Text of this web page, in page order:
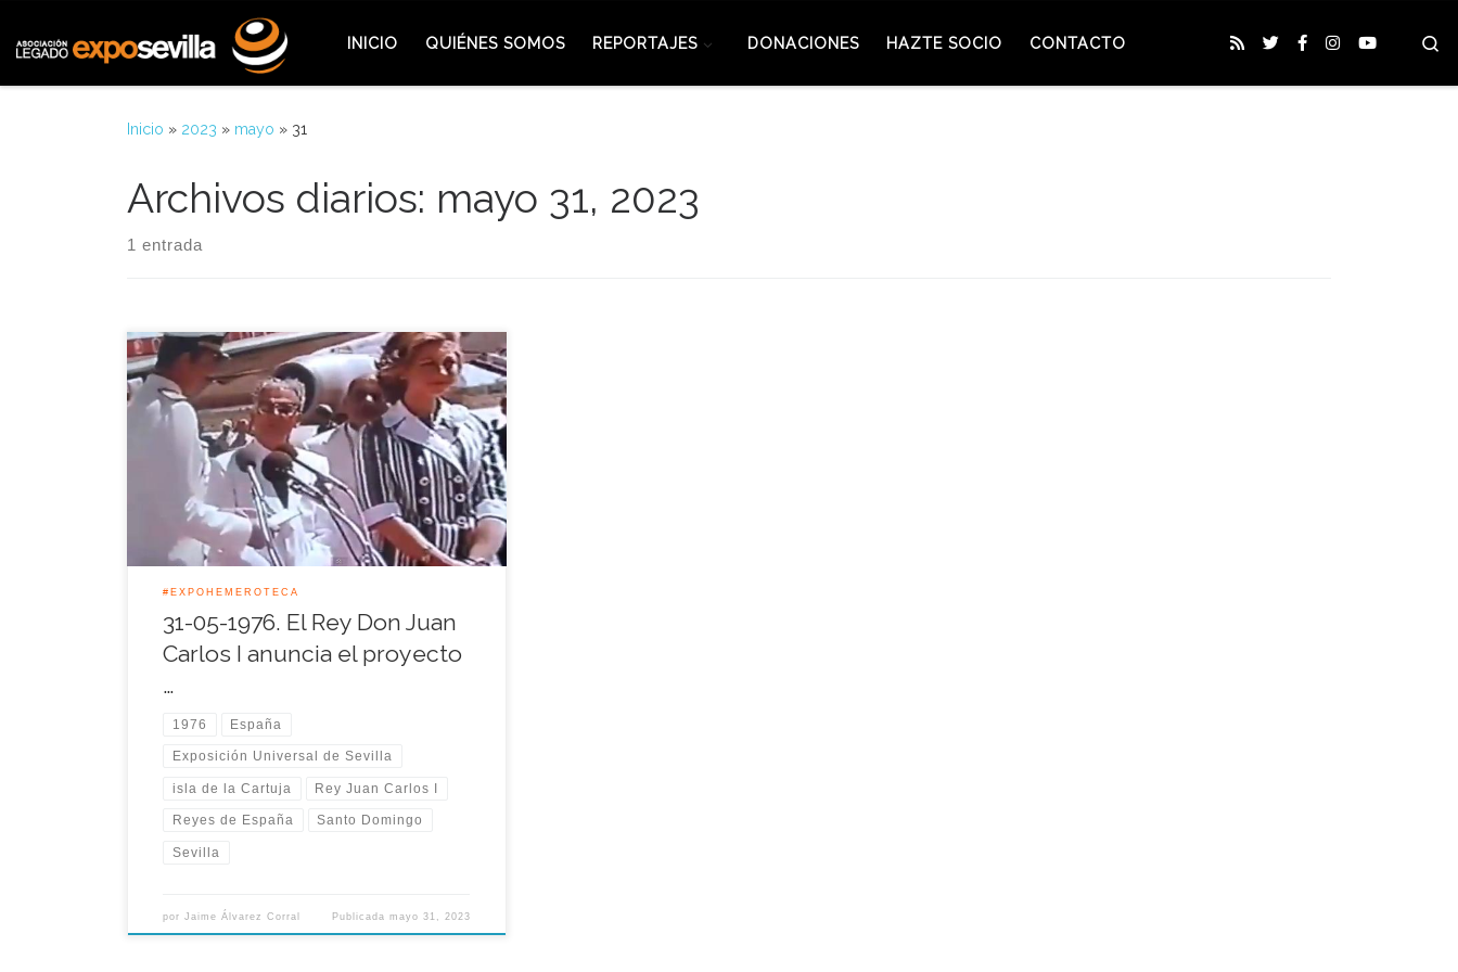
INICIO QUIÉNES SOMOS REPORTAJES DONACIONES HAZTE SOCIO CONTACTO
Inicio » 2023 » mayo » 31
Archivos diarios: mayo 31, 2023
1 entrada
La Expo-Hemeroteca de hoy va dedicada a ese
primer paso dado por los Reyes de España en el
proyecto de celebrar en España una exposición de
carácter internacional. El 31 de Mayo de 1976, su
Majestad el Rey, Don Juan Carlos I de España,
pronunciaba en Santo Domingo, capital de […]
#EXPOHEMEROTECA
31-05-1976. El Rey Don Juan
Carlos I anuncia el proyecto
…
1976 España
Exposición Universal de Sevilla
isla de la Cartuja Rey Juan Carlos I
Reyes de España Santo Domingo
Sevilla
porJaime Álvarez Corral Publicada mayo 31, 2023